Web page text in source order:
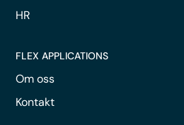
HR
FLEX APPLICATIONS
Om oss
Kontakt